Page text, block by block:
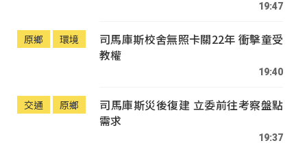
19:47
原鄉 環境
司馬庫斯校舍無照卡關22年 衝擊童受
教權
19:40
交通 原鄉
司馬庫斯災後復建 立委前往考察盤點
需求
19:37